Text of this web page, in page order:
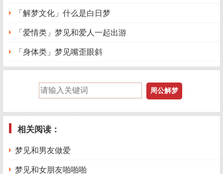
「解梦文化」什么是白日梦
「爱情类」梦见和爱人一起出游
「身体类」梦见嘴歪眼斜
相关阅读：
梦见和男友做爱
梦见和女朋友啪啪啪